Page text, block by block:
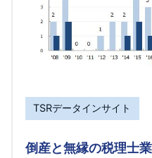
TSRデータインサイト
倒産と無縁の税理士